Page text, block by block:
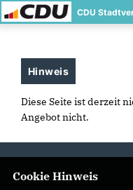
CDU
Hinweis
Diese Seite ist derzeit
Angebot nicht.
Cookie Hinweis